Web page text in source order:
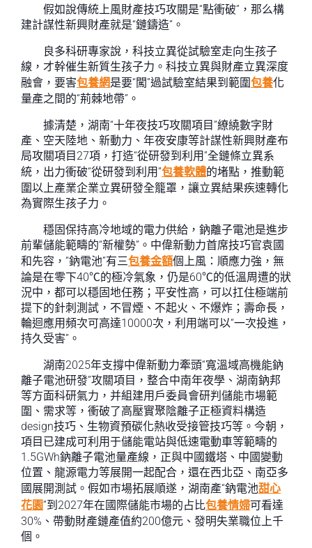
假如說傳統上風財產技巧攻關是“點衝破”，那么構
建計謀性新興財產就是“鏈鑄造”。
良多科研專家說，科技立異從試驗室走向生孩子
線，才幹催生新質生孩子力。科技立異與財產立異深度
融會，要害包養網是要“闖”過試驗室結果到範圍包養化
量產之間的“荊棘地帶”。
據清楚，湖南“十年夜技巧攻關項目”繚繞數字財
產、空天陸地、新動力、年夜安康等計謀性新興財產布
局攻關項目27項，打造“從研發到利用”全鏈條立異系
統，出力衝破“從研發到利用”包養軟體的堵點，推動範
圍以上產業企業立異研發全籠罩，讓立異結果疾速轉化
為實際生孩子力。
穩固保持高冷地域的電力供給，鈉離子電池是進步
前輩儲能範疇的“新權勢”。中偉新動力首席技巧官袁國
和先容，“鈉電池”有三包養金額個上風：順應力強，無
論是在零下40℃的極冷氣象，仍是60℃的低溫周遭的狀
況中，都可以穩固地任務；平安性高，可以扛住極端前
提下的針刺測試，不冒煙、不起火、不爆炸；壽命長，
輪迴應用頻次可高達10000次，利用端可以“一次投進，
持久受害”。
湖南2025年支撐中偉新動力牽頭“寬溫域高機能鈉
離子電池研發”攻關項目，整合中南年夜學、湖南鈉邦
等方面科研氣力，并組建用戶委員會研判儲能市場範
圍、需求等，衝破了高壓實聚陰離子正極資料構造
design技巧、生物資預碳化熱收受接管技巧等。今朝，
項目已建成可利用于儲能電站與低速電動車等範疇的
1.5GWh鈉離子電池量產線，正與中國鐵塔、中國變動
位置、龍源電力等展開一起配合，還在西北亞、南亞多
國展開測試。假如市場拓展順遂，湖南產“鈉電池甜心
花園”到2027年在國際儲能市場的占比包養情婦可看達
30%、帶動財產鏈產值約200億元、發明失業職位上千
個。